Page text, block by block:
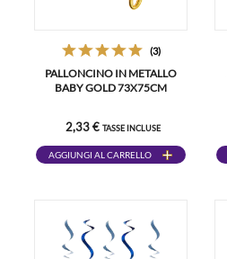
(3)
PALLONCINO IN METALLO
BABY GOLD 73X75CM
2,33 € TASSE INCLUSE
AGGIUNGI AL CARRELLO